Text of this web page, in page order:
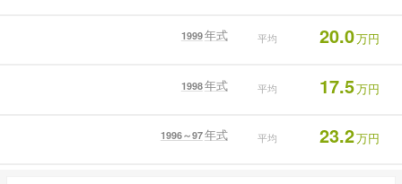
1999年式 平均 20.0万円
1998年式 平均 17.5万円
1996～97年式 平均 23.2万円